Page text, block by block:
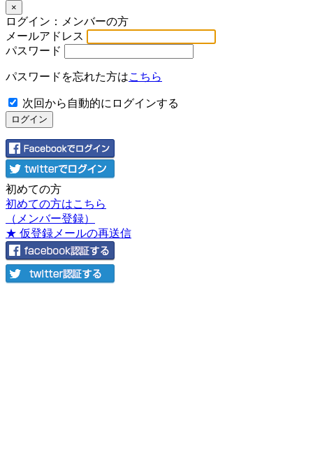
×
ログイン：メンバーの方
メールアドレス
パスワード
パスワードを忘れた方はこちら
次回から自動的にログインする
初めての方
初めての方はこちら
（メンバー登録）
★ 仮登録メールの再送信